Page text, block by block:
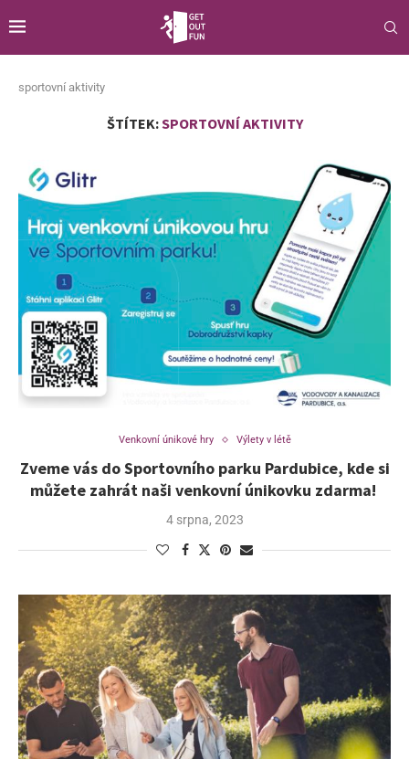
sportovní aktivity
ŠTÍTEK:SPORTOVNÍ AKTIVITY
Venkovní únikové hry Výlety v létě
Zveme vás do Sportovního parku Pardubice, kde si
můžete zahrát naši venkovní únikovku zdarma!
4 srpna, 2023